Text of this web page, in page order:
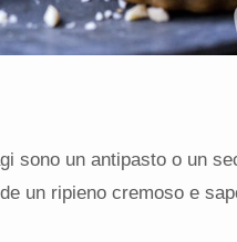
sono un antipasto o un
un ripieno cremoso e